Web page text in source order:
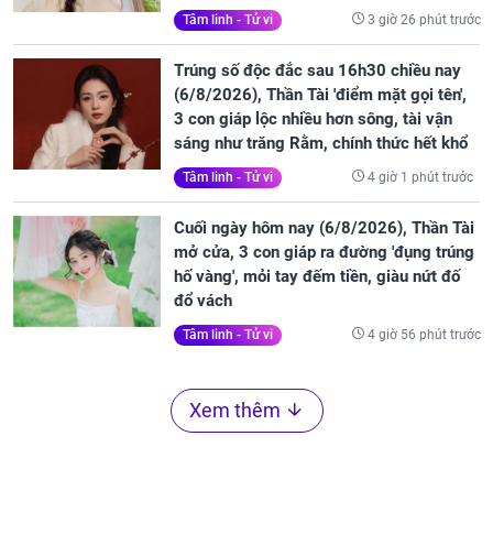
Tâm linh - Tử vi 3 giờ 26 phút trước
Trúng số độc đắc sau 16h30 chiều nay
(6/8/2026), Thần Tài 'điểm mặt gọi tên',
3 con giáp lộc nhiều hơn sông, tài vận
sáng như trăng Rằm, chính thức hết khổ
Tâm linh - Tử vi 4 giờ 1 phút trước
Cuối ngày hôm nay (6/8/2026), Thần Tài
mở cửa, 3 con giáp ra đường 'đụng trúng
hố vàng', mỏi tay đếm tiền, giàu nứt đố
đổ vách
Tâm linh - Tử vi 4 giờ 56 phút trước
Xem thêm